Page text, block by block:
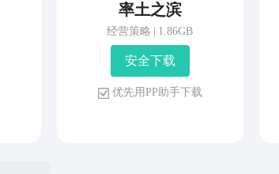
率土之滨
经营策略 1.86GB
安 全 下 载
优 先 用 P P 助 手 下 载